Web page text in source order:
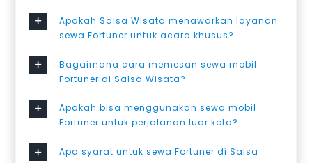
Apakah Salsa Wisata menawarkan layanan
sewa Fortuner untuk acara khusus?
Bagaimana cara memesan sewa mobil
Fortuner di Salsa Wisata?
Apakah bisa menggunakan sewa mobil
Fortuner untuk perjalanan luar kota?
Apa syarat untuk sewa Fortuner di Salsa